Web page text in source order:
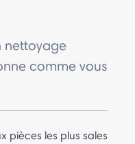
nettoyage
comme vous
pièces les plus sales